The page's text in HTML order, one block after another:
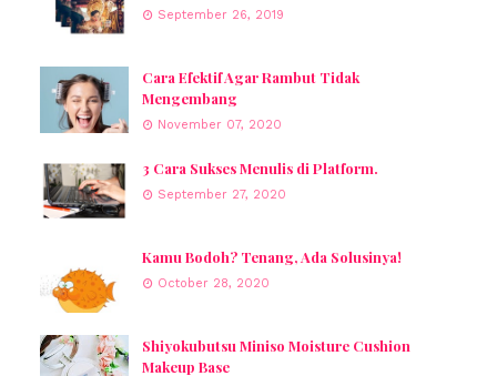
September 26, 2019
Cara Efektif Agar Rambut Tidak
Mengembang
November 07, 2020
3 Cara Sukses Menulis di Platform.
September 27, 2020
Kamu Bodoh? Tenang, Ada Solusinya!
October 28, 2020
Shiyokubutsu Miniso Moisture Cushion
Makeup Base